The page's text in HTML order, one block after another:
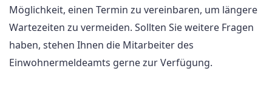
Möglichkeit, einen Termin zu vereinbaren, um längere
Wartezeiten zu vermeiden. Sollten Sie weitere Fragen
haben, stehen Ihnen die Mitarbeiter des
Einwohnermeldeamts gerne zur Verfügung.